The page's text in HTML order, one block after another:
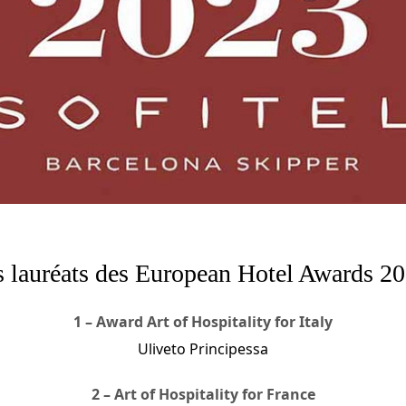
lauréats des European Hotel Awards
1 – Award Art of Hospitality for Italy
Uliveto Principessa
2 – Art of Hospitality for France